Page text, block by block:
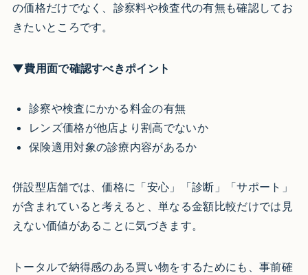
の価格だけでなく、診察料や検査代の有無も確認してお
きたいところです。
▼費用面で確認すべきポイント
診察や検査にかかる料金の有無
レンズ価格が他店より割高でないか
保険適用対象の診療内容があるか
併設型店舗では、価格に「安心」「診断」「サポート」
が含まれていると考えると、単なる金額比較だけでは見
えない価値があることに気づきます。
トータルで納得感のある買い物をするためにも、事前確